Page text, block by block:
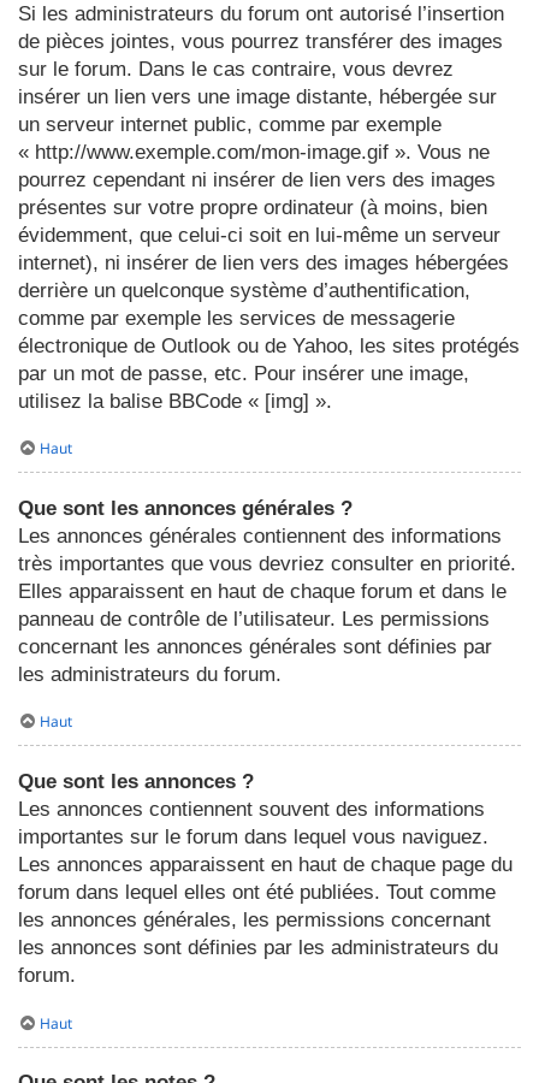
Si les administrateurs du forum ont autorisé l’insertion
de pièces jointes, vous pourrez transférer des images
sur le forum. Dans le cas contraire, vous devrez
insérer un lien vers une image distante, hébergée sur
un serveur internet public, comme par exemple
« http://www.exemple.com/mon-image.gif ». Vous ne
pourrez cependant ni insérer de lien vers des images
présentes sur votre propre ordinateur (à moins, bien
évidemment, que celui-ci soit en lui-même un serveur
internet), ni insérer de lien vers des images hébergées
derrière un quelconque système d’authentification,
comme par exemple les services de messagerie
électronique de Outlook ou de Yahoo, les sites protégés
par un mot de passe, etc. Pour insérer une image,
utilisez la balise BBCode « [img] ».
Haut
Que sont les annonces générales ?
Les annonces générales contiennent des informations
très importantes que vous devriez consulter en priorité.
Elles apparaissent en haut de chaque forum et dans le
panneau de contrôle de l’utilisateur. Les permissions
concernant les annonces générales sont définies par
les administrateurs du forum.
Haut
Que sont les annonces ?
Les annonces contiennent souvent des informations
importantes sur le forum dans lequel vous naviguez.
Les annonces apparaissent en haut de chaque page du
forum dans lequel elles ont été publiées. Tout comme
les annonces générales, les permissions concernant
les annonces sont définies par les administrateurs du
forum.
Haut